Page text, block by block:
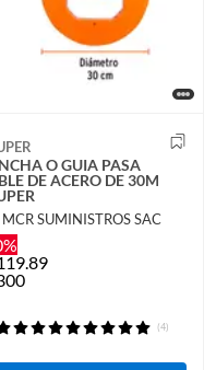
O GUIA PASA
DE ACERO DE 30M
SUMINISTROS SAC
(4)